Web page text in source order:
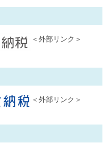
＜外部リンク＞
＜外部リンク＞